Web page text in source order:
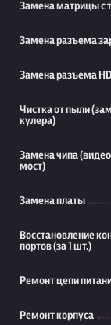
Замена матрицы с
Замена разъема
Замена разъема
Чистка от пыли
кулера)
Замена чипа
мост)
Замена платы
Восстановление
портов (за 1 шт.)
Ремонт цепи
Ремонт корпуса